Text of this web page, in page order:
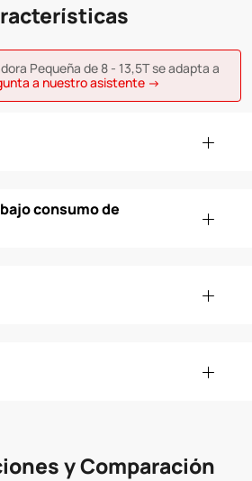
Pequeña de 8 - 13,5T se adapta a
a nuestro asistente →
consumo de
y Comparación